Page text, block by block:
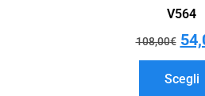
V564
108,00€
Scegli